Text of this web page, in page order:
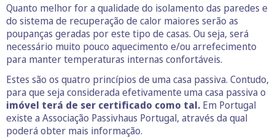
Quanto melhor for a qualidade do isolamento das paredes e
do sistema de recuperação de calor maiores serão as
poupanças geradas por este tipo de casas. Ou seja, será
necessário muito pouco aquecimento e/ou arrefecimento
para manter temperaturas internas confortáveis.
Estes são os quatro princípios de uma casa passiva. Contudo,
para que seja considerada efetivamente uma casa passiva o
imóvel terá de ser certificado como tal. Em Portugal
existe a Associação Passivhaus Portugal, através da qual
poderá obter mais informação.